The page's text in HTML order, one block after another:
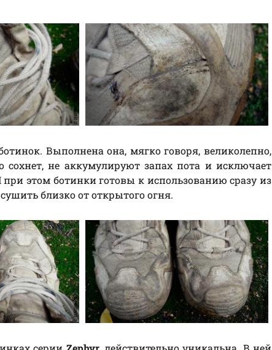
Выполнена она, мягко говоря, великолепно,
сохнет, не аккумулируют запах пота и исключает
этом ботинки готовы к использованию сразу из
близко от открытого огня.